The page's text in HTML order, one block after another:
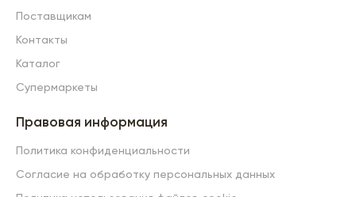
Поставщикам
Контакты
Каталог
Супермаркеты
Правовая информация
Политика конфиденциальности
Согласие на обработку персональных данных